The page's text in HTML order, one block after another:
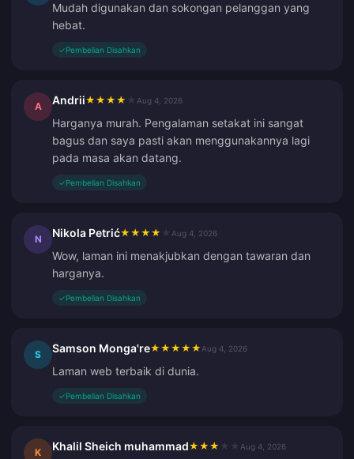
Mudah digunakan dan sokongan pelanggan yang
hebat.
✓Pembelian Disahkan
A Andrii★ ★ ★ ★ Aug 4, 2026
Harganya murah. Pengalaman setakat ini sangat
bagus dan saya pasti akan menggunakannya lagi
pada masa akan datang.
✓Pembelian Disahkan
N Nikola Petrić★ ★ ★ ★ Aug 4, 2026
Wow, laman ini menakjubkan dengan tawaran dan
harganya.
✓Pembelian Disahkan
S Samson Monga're★ ★ ★ ★ ★ Aug 4, 2026
Laman web terbaik di dunia.
✓Pembelian Disahkan
K Khalil Sheich muhammad★ ★ ★ Aug 4, 2026